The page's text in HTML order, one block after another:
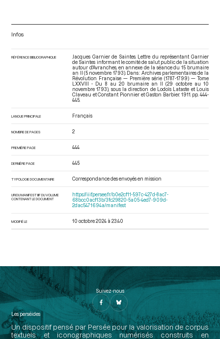
Infos
RÉFÉRENCE BIBLIOGRAPHIQUE
Jacques Garnier de Saintes. Lettre du représentant Garnier
de Saintes informant le comité de salut public de la situation
autour d'Avranches, en annexe de la séance du 15 brumaire
an II (5 novembre 1793). Dans : Archives parlementaires de la
Révolution Française — Première série (1787-1799) — Tome
LXXVIII - Du 8 au 20 brumaire an II (29 octobre au 10
novembre 1793) , sous la direction de Lodoïs Lataste et Louis
Claveau et Constant Pionnier et Gaston Barbier. 1911. pp. 444-
445.
LANGUE PRINCIPALE Français
NOMBRE DE PAGES 2
PREMIÈRE PAGE 444
DERNIÈRE PAGE 445
TYPOLOGIE DOCUMENTAIRE Correspondance des envoyés en mission
URI DU MANIFEST IIIF DU VOLUME
CONTENANT LE DOCUMENT
https://iiif.persee.fr/b0e2cf11-597c-427d-8ac7-
68bcc0acf13b/3fc29820-5a05-4ed7-909d-
2dac5471694a/manifest
MODIFIÉ LE 10 octobre 2024 à 23:40
Suivez-nous
Les perséides
Un dispositif pensé par Persée pour la valorisation de corpus
textuels et iconographiques numérisés construits en